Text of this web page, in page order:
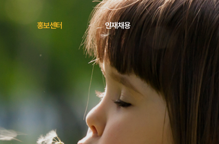
홍보센터 인재채용